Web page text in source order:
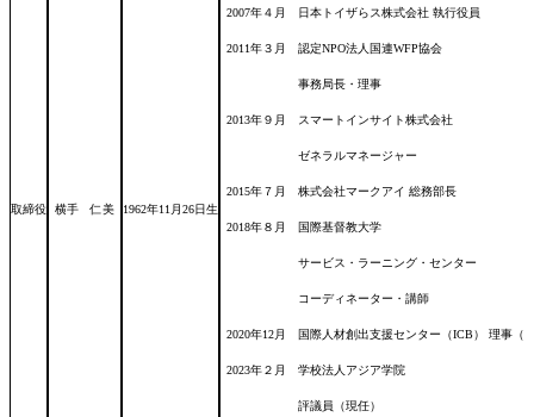
取締役 横手 仁美 1962年11月26日生
2007年４月 日本トイザらス株式会社 執行役員
2011年３月 認定NPO法人国連WFP協会
事務局長・理事
2013年９月 スマートインサイト株式会社
ゼネラルマネージャー
2015年７月 株式会社マークアイ 総務部長
2018年８月 国際基督教大学
サービス・ラーニング・センター
コーディネーター・講師
2020年12月 国際人材創出支援センター（ICB） 理事（
2023年２月 学校法人アジア学院
評議員（現任）